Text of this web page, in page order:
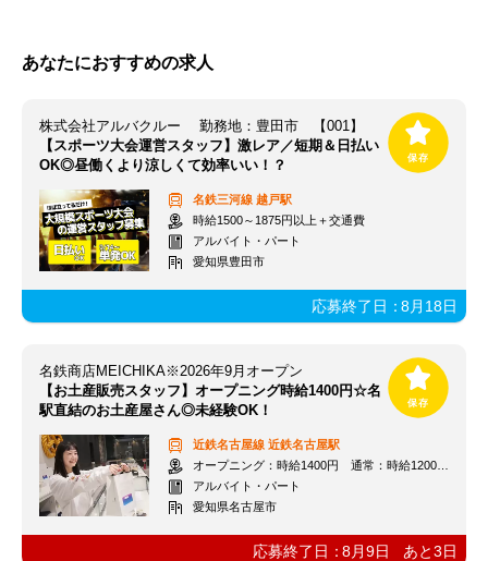
あなたにおすすめの求人
株式会社アルバクルー 勤務地：豊田市 【001】
【スポーツ大会運営スタッフ】激レア／短期＆日払い
OK◎昼働くより涼しくて効率いい！？
名鉄三河線 越戸駅
時給1500～1875円以上＋交通費
アルバイト・パート
愛知県豊田市
応募終了日：8月18日
名鉄商店MEICHIKA※2026年9月オープン
【お土産販売スタッフ】オープニング時給1400円☆名
駅直結のお土産屋さん◎未経験OK！
近鉄名古屋線 近鉄名古屋駅
オープニング：時給1400円 通常：時給1200円～＋交通費全額支給
アルバイト・パート
愛知県名古屋市
応募終了日：8月9日 あと3日